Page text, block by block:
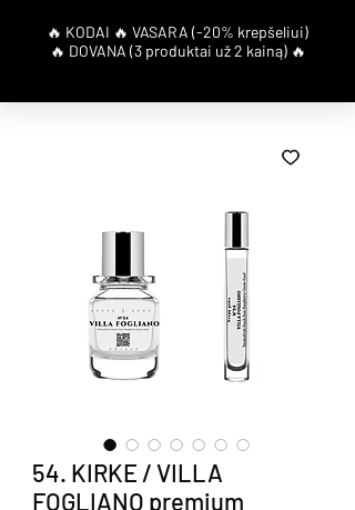
54. KIRKE / VILLA
FOGLIANO premium